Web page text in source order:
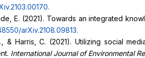
.
E. (2021). Towards an integrated
arXiv.2108.09813.
& Harris, C. (2021). Utilizing social
International Journal of Environmental